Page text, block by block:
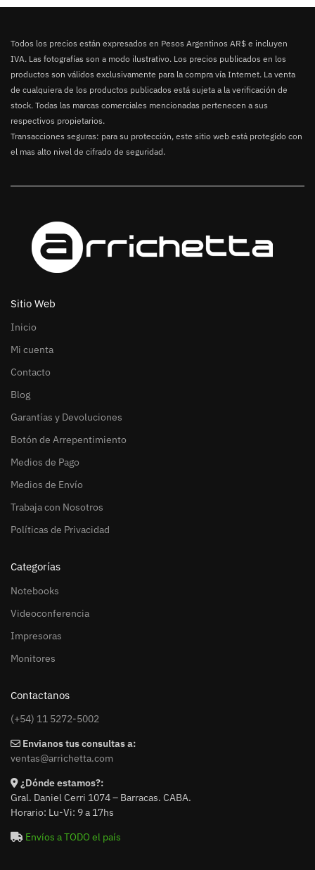
Todos los precios están expresados en Pesos Argentinos AR$ e incluyen
IVA. Las fotografías son a modo ilustrativo. Los precios publicados en los
productos son válidos exclusivamente para la compra vía Internet. La venta
de cualquiera de los productos publicados está sujeta a la verificación de
stock. Todas las marcas comerciales mencionadas pertenecen a sus
respectivos propietarios.
Transacciones seguras: para su protección, este sitio web está protegido con
el mas alto nivel de cifrado de seguridad.
Sitio Web
Inicio
Mi cuenta
Contacto
Blog
Garantías y Devoluciones
Botón de Arrepentimiento
Medios de Pago
Medios de Envío
Trabaja con Nosotros
Políticas de Privacidad
Categorías
Notebooks
Videoconferencia
Impresoras
Monitores
Contactanos
(+54) 11 5272-5002
Envianos tus consultas a:
ventas@arrichetta.com
¿Dónde estamos?:
Gral. Daniel Cerri 1074 – Barracas. CABA.
Horario: Lu-Vi: 9 a 17hs
Envíos a TODO el país